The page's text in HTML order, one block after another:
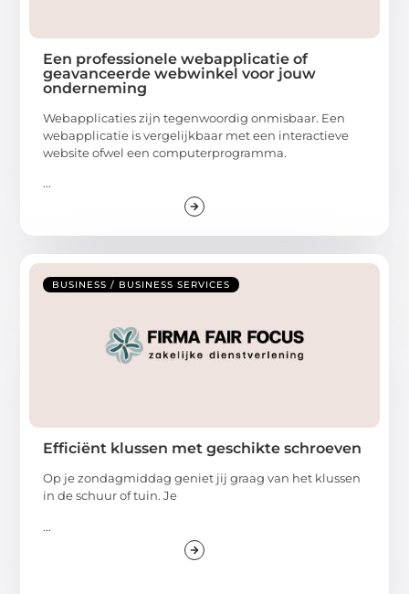
Een professionele webapplicatie of
geavanceerde webwinkel voor jouw
onderneming
Webapplicaties zijn tegenwoordig onmisbaar. Een
webapplicatie is vergelijkbaar met een interactieve
website ofwel een computerprogramma.
...
BUSINESS / BUSINESS SERVICES
Efficiënt klussen met geschikte schroeven
Op je zondagmiddag geniet jij graag van het klussen
in de schuur of tuin. Je
...